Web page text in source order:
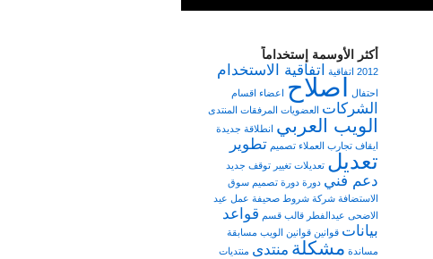
أكثر الأوسمة إستخداماً
2012 اتفاقية اتفاقية الاستخدام
احتفال اصلاح اعضاء اقسام
الشركات العضويات المرفقات المنتدى
الويب العربي انطلاقة جديدة
ايقاف تجارب العملاء تصميم تطوير
تعديل تعديلات تغيير توقف جديد
دعم فني دورة دورة تصميم سوق
الاستضافة شركة شروط صحيفة عمل عيد
الاضحى عيدالفطر قالب قسم قواعد
بيانات قوانين قوانين الويب مسابقة
مساندة مشكلة منتدى منتديات